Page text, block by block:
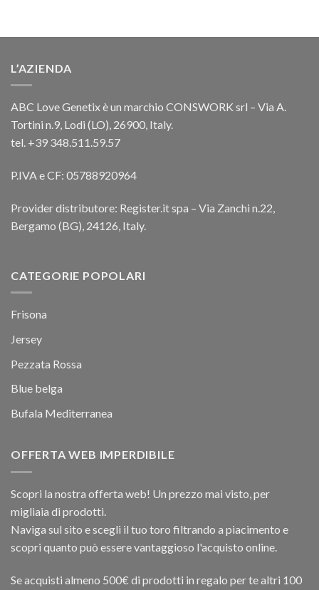
L’AZIENDA
ABC Love Genetix è un marchio CONSWORK srl – Via A.
Tortini n.9, Lodi (LO), 26900, Italy.
tel. +39 348.511.59.57
P.IVA e CF: 05788920964
Provider distributore: Register.it spa – Via Zanchi n.22,
Bergamo (BG), 24126, Italy.
CATEGORIE POPOLARI
Frisona
Jersey
Pezzata Rossa
Blue belga
Bufala Mediterranea
OFFERTA WEB IMPERDIBILE
Scopri la nostra offerta web! Un prezzo mai visto, per
migliaia di prodotti.
Naviga sul sito e scegli il tuo toro filtrando a piacimento e
scopri quanto può essere vantaggioso l'acquisto online.
Se acquisti almeno 500€ di prodotti in regalo per te altri 100